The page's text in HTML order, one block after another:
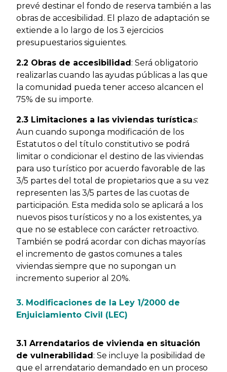
prevé destinar el fondo de reserva también a las
obras de accesibilidad. El plazo de adaptación se
extiende a lo largo de los 3 ejercicios
presupuestarios siguientes.
2.2 Obras de accesibilidad: Será obligatorio
realizarlas cuando las ayudas públicas a las que
la comunidad pueda tener acceso alcancen el
75% de su importe.
2.3 Limitaciones a las viviendas turísticas:
Aun cuando suponga modificación de los
Estatutos o del título constitutivo se podrá
limitar o condicionar el destino de las viviendas
para uso turístico por acuerdo favorable de las
3/5 partes del total de propietarios que a su vez
representen las 3/5 partes de las cuotas de
participación. Esta medida solo se aplicará a los
nuevos pisos turísticos y no a los existentes, ya
que no se establece con carácter retroactivo.
También se podrá acordar con dichas mayorías
el incremento de gastos comunes a tales
viviendas siempre que no supongan un
incremento superior al 20%.
3. Modificaciones de la Ley 1/2000 de
Enjuiciamiento Civil (LEC)
3.1 Arrendatarios de vivienda en situación
de vulnerabilidad: Se incluye la posibilidad de
que el arrendatario demandado en un proceso